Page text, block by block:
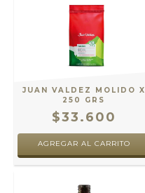
JUAN VALDEZ MOLIDO X
250 GRS
$33.600
AGREGAR AL CARRITO